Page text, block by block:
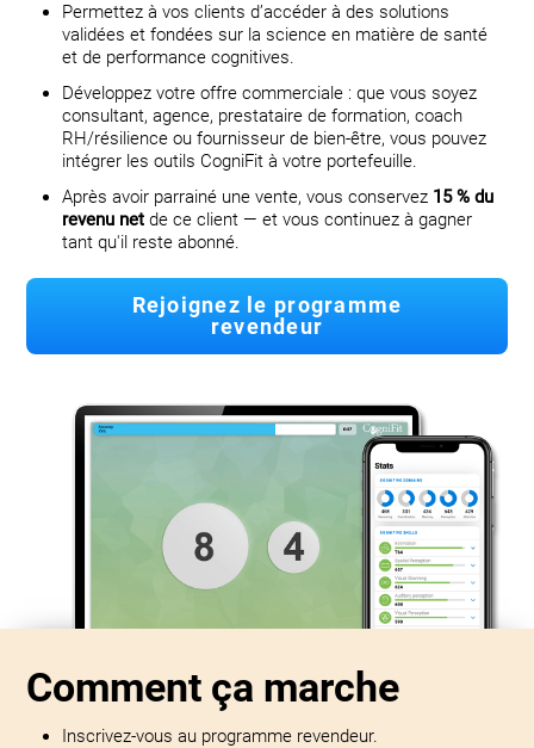
Permettez à vos clients d’accéder à des solutions
validées et fondées sur la science en matière de santé
et de performance cognitives.
Développez votre offre commerciale : que vous soyez
consultant, agence, prestataire de formation, coach
RH/résilience ou fournisseur de bien-être, vous pouvez
intégrer les outils CogniFit à votre portefeuille.
Après avoir parrainé une vente, vous conservez 15 % du
revenu net de ce client — et vous continuez à gagner
tant qu'il reste abonné.
Rejoignez le programme
revendeur
Comment ça marche
Inscrivez-vous au programme revendeur.